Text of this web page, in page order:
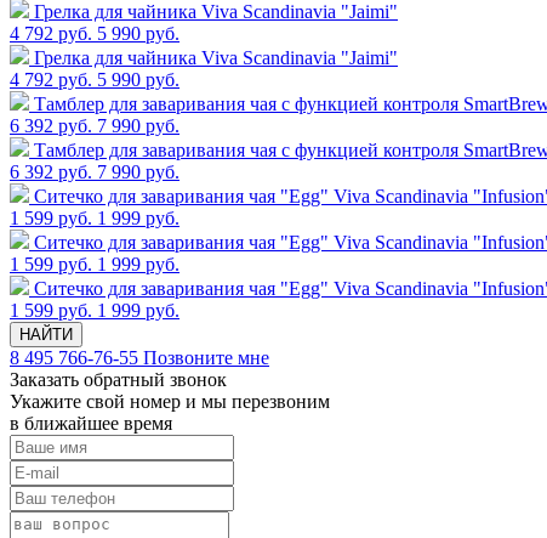
Грелка для чайника Viva Scandinavia "Jaimi"
4 792 руб. 5 990 руб.
Грелка для чайника Viva Scandinavia "Jaimi"
4 792 руб. 5 990 руб.
Тамблер для заваривания чая с функцией контроля
6 392 руб. 7 990 руб.
Тамблер для заваривания чая с функцией контроля
6 392 руб. 7 990 руб.
Cитечко для заваривания чая "Egg" Viva Scandinavia
1 599 руб. 1 999 руб.
Cитечко для заваривания чая "Egg" Viva Scandinavia
1 599 руб. 1 999 руб.
Cитечко для заваривания чая "Egg" Viva Scandinavia
1 599 руб. 1 999 руб.
НАЙТИ
8 495 766-76-55 Позвоните мне
Заказать обратный звонок
Укажите свой номер и мы перезвоним
в ближайшее время